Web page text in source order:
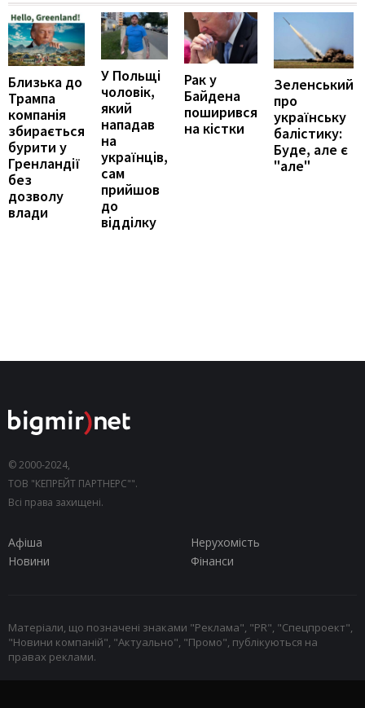
Близька до
Трампа
компанія
збирається
бурити у
Гренландії
без
дозволу
влади
У Польщі
чоловік,
який
нападав
на
українців,
сам
прийшов
до
відділку
Рак у
Байдена
поширився
на кістки
Зеленський
про
українську
балістику:
Буде, але є
"але"
© 2000-2024,
ТОВ "КЕПРЕЙТ ПАРТНЕРС"".
Всі права захищені.
Афіша
Нерухомість
Новини
Фінанси
Матеріали, що позначені знаками "Реклама", "PR", "Спецпроект",
"Новини компаній", "Актуально", "Промо", публікуються на
правах реклами.